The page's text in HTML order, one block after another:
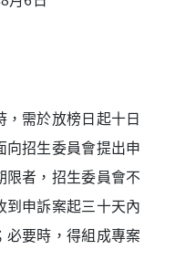
需於放榜日起十日
招生委員會提出申
者，招生委員會不
申訴案起三十天內
必要時，得組成專案